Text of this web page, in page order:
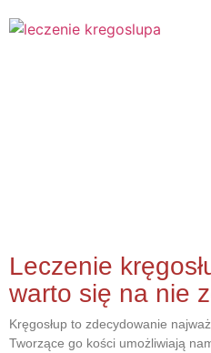
Leczenie
warto się na nie
Kręgosłup to zdecydowanie
Tworzące go kości umożliwiają